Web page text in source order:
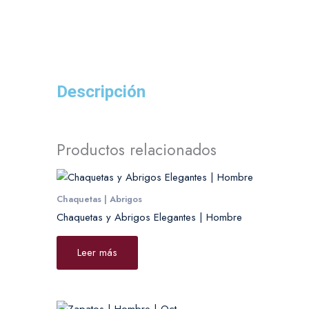
Descripción
Productos relacionados
Chaquetas | Abrigos
Chaquetas y Abrigos Elegantes | Hombre
Leer más